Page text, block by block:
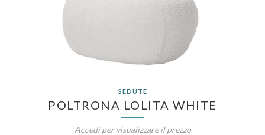
SEDUTE
POLTRONA LOLITA WHITE
Accedi per visualizzare il prezzo